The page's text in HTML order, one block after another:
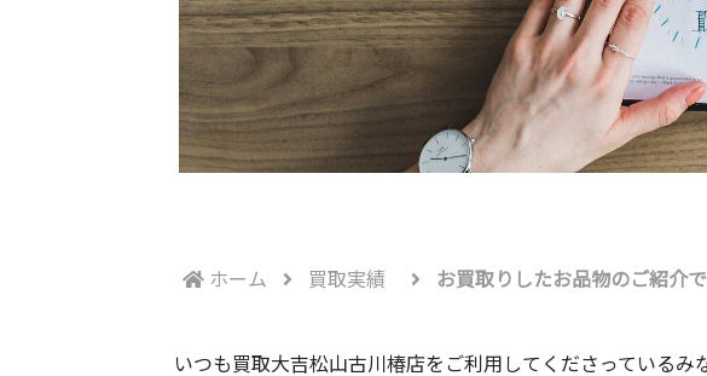
ホーム 買取実績 お買取りしたお品物のご紹介で
いつも買取大吉松山古川椿店をご利用してくださっているみ